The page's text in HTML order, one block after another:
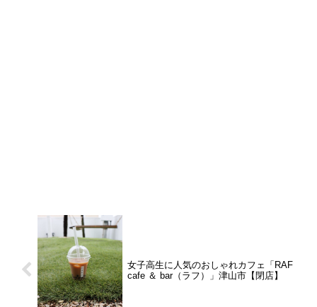
女子高生に人気のおしゃれカフェ「RAF
cafe ＆ bar（ラフ）」津山市【閉店】